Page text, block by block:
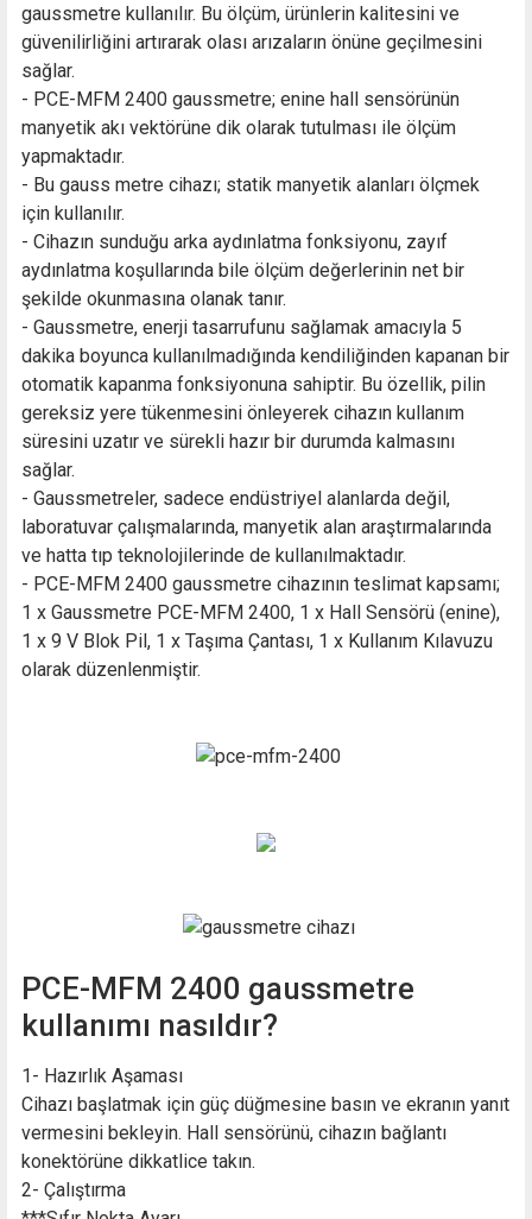
gaussmetre kullanılır. Bu ölçüm, ürünlerin kalitesini ve
güvenilirliğini artırarak olası arızaların önüne geçilmesini
sağlar.
- PCE-MFM 2400 gaussmetre; enine hall sensörünün
manyetik akı vektörüne dik olarak tutulması ile ölçüm
yapmaktadır.
- Bu gauss metre cihazı; statik manyetik alanları ölçmek
için kullanılır.
- Cihazın sunduğu arka aydınlatma fonksiyonu, zayıf
aydınlatma koşullarında bile ölçüm değerlerinin net bir
şekilde okunmasına olanak tanır.
- Gaussmetre, enerji tasarrufunu sağlamak amacıyla 5
dakika boyunca kullanılmadığında kendiliğinden kapanan bir
otomatik kapanma fonksiyonuna sahiptir. Bu özellik, pilin
gereksiz yere tükenmesini önleyerek cihazın kullanım
süresini uzatır ve sürekli hazır bir durumda kalmasını
sağlar.
- Gaussmetreler, sadece endüstriyel alanlarda değil,
laboratuvar çalışmalarında, manyetik alan araştırmalarında
ve hatta tıp teknolojilerinde de kullanılmaktadır.
- PCE-MFM 2400 gaussmetre cihazının teslimat kapsamı;
1 x Gaussmetre PCE-MFM 2400, 1 x Hall Sensörü (enine),
1 x 9 V Blok Pil, 1 x Taşıma Çantası, 1 x Kullanım Kılavuzu
olarak düzenlenmiştir.
PCE-MFM 2400 gaussmetre
kullanımı nasıldır?
1- Hazırlık Aşaması
Cihazı başlatmak için güç düğmesine basın ve ekranın yanıt
vermesini bekleyin. Hall sensörünü, cihazın bağlantı
konektörüne dikkatlice takın.
2- Çalıştırma